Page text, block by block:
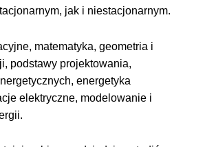
jak i niestacjonarnym.
matematyka, geometria i
podstawy projektowania,
energetyka
elektryczne, modelowanie i